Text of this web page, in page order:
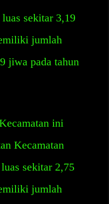
sekitar 3,19
jumlah
jiwa pada tahun
ini
Kecamatan
sekitar 2,75
jumlah